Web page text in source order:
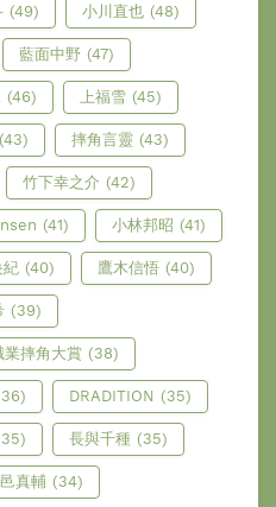
(49) 小川直也 (48)
藍面中野 (47)
(46) 上福雪 (45)
(43) 摔角言靈 (43)
竹下幸之介 (42)
(41) 小林邦昭 (41)
紀 (40) 鷹木信悟 (40)
(39)
業摔角大賞 (38)
DRADITION (35)
長與千種 (35)
真輔 (34)